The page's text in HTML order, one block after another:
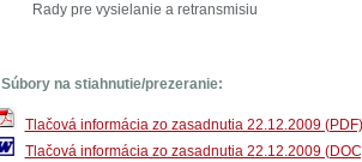
Rady pre vysielanie a retransmisiu
Súbory na stiahnutie/prezeranie:
Tlačová informácia zo zasadnutia 22.12.2009 (PDF)
Tlačová informácia zo zasadnutia 22.12.2009